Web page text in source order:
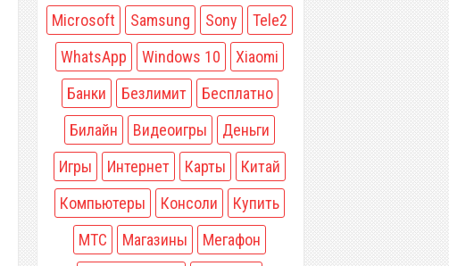
Microsoft
Samsung Sony
Tele2
WhatsApp
Windows 10
Xiaomi
Банки
Безлимит
Бесплатно
Билайн
Видеоигры
Деньги
Игры
Интернет Карты
Китай
Компьютеры
Консоли
Купить
МТС
Магазины
Мегафон